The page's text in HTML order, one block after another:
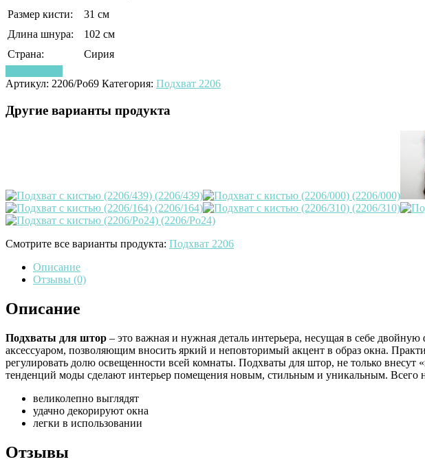
Размер кисти:
31 см
Длина шнура:
102 см
Страна:
Сирия
Артикул: 2206/Po69 Категория: Подхват 2206
Другие варианты продукта
Смотрите все варианты продукта: Подхват 2206
Описание
Отзывы (0)
Описание
Подхваты для штор – это важная и нужная деталь интерьера, несущая в себе
аксессуаром, позволяющим вносить яркий и неповторимый акцент в образ окна.
регулировать долю освещенности всей комнаты. Подхваты для штор, не только
тенденций моды сделают интерьер помещения новым, стильным и уникальным. Всего
великолепно выглядят
удачно декорируют окна
легки в использовании
Отзывы